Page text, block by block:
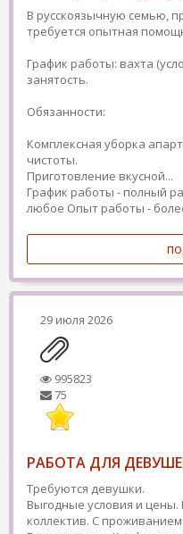
В русскоязычную семью,
требуется опытная
График работы: вахта
занятость.
Обязанности:
Комплексная уборка
чистоты.
Приготовление вкусной...
График работы - полный
любое Опыт работы -
29 июля 2026
995823
75
РАБОТА ДЛЯ
Требуются девушки.
Выгодные условия и
коллектив. С